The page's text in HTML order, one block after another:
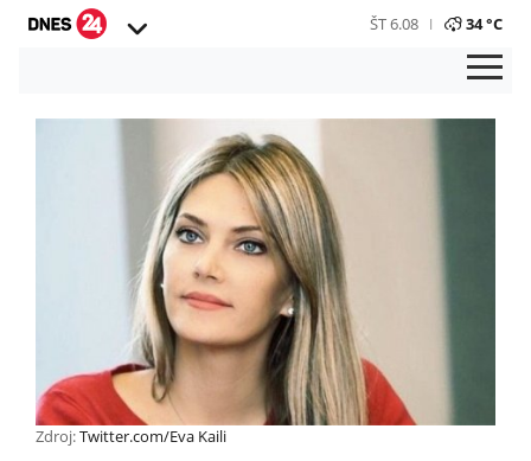
ŠT 6.08 34 °C
Zdroj:Twitter.com/Eva Kaili